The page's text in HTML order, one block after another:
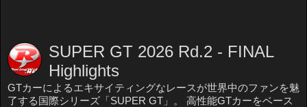
SUPER GT 2026 Rd.2 - FINAL
Highlights
GTカーによるエキサイティングなレースが世界中のファンを魅
了する国際シリーズ「SUPER GT」。 高性能GTカーをベース